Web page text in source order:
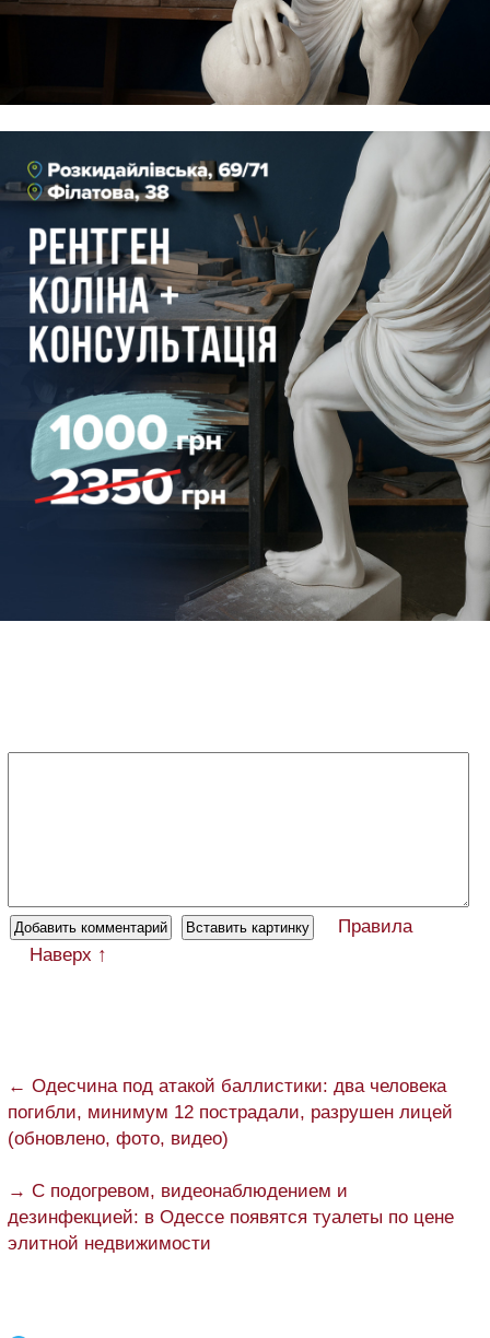
Правила
Наверх ↑
← Одесчина под атакой баллистики: два человека
погибли, минимум 12 пострадали, разрушен лицей
(обновлено, фото, видео)
→ С подогревом, видеонаблюдением и
дезинфекцией: в Одессе появятся туалеты по цене
элитной недвижимости